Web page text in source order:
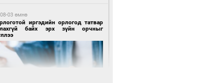
03 өмнө
иргэдийн орлогод татвар
байх эрх зүйн орчныг